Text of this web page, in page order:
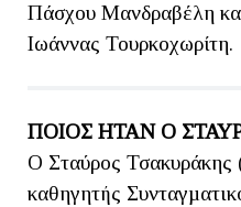
Πάσχου Μανδραβέλη
Ιωάννας Τουρκοχωρίτη.
ΠΟΙΟΣ ΗΤΑΝ Ο
Ο Σταύρος Τσακυράκης
καθηγητής